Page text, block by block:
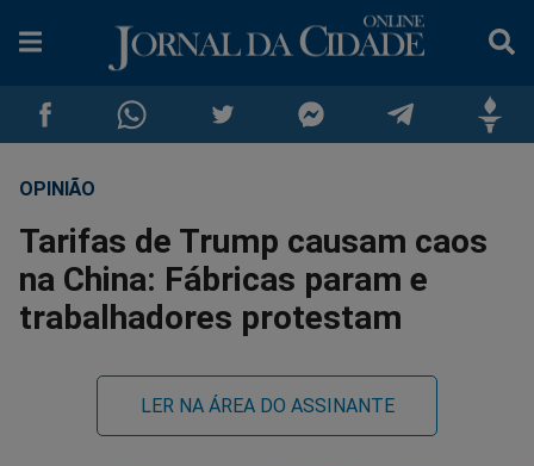
Compartilhar
no
Facebook
Compartilhar
no
Whatsapp
no
Twitter
no
Messenger
no
Telegram
no
OPINIÃO
Tarifas de Trump causam caos
na China: Fábricas param e
trabalhadores protestam
LER NA ÁREA DO ASSINANTE